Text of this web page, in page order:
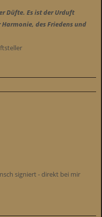
Düfte. Es ist der Urduft
des Friedens und
signiert - direkt bei mir